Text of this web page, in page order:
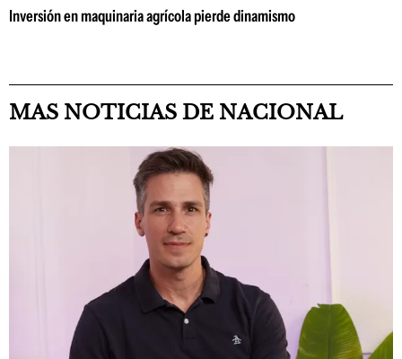
Inversión en maquinaria agrícola pierde dinamismo
MAS NOTICIAS DE NACIONAL